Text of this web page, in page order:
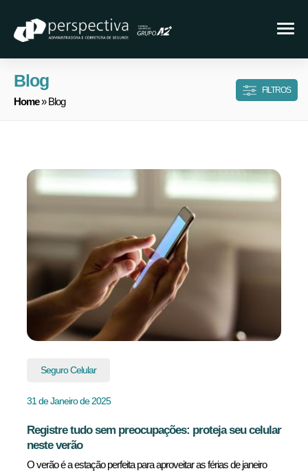
Blog
Home» Blog
FILTROS
Seguro Celular
31 de Janeiro de 2025
Registre tudo sem preocupações: proteja seu celular
neste verão
O verão é a estação perfeita para aproveitar as férias de janeiro